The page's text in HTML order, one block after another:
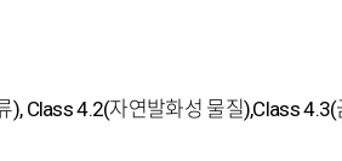
), Class 4.2(자연발화성 물질),Class